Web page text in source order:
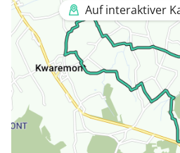
Auf interaktiver